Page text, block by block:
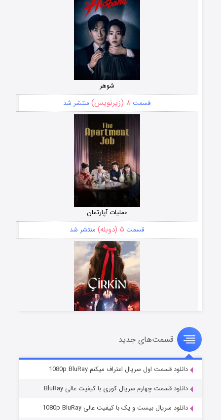
شوهر
قسمت ۸ (زیرنویس) منتشر شد
عملیات آپارتمان
قسمت ۵ (دوبله) منتشر شد
سریال زشت
قسمت۲ (زیرنویس) منتشر شد
قسمت‌های جدید
دانلود قسمت اول سریال اعتراف میکنم 1080p BluRay
دانلود قسمت چهارم سریال کوری با کیفیت عالی BluRay
دانلود سریال بیست و یک با کیفیت عالی 1080p BluRay